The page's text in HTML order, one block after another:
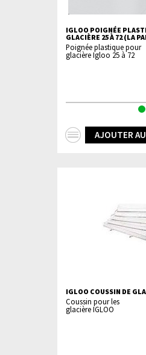
IGLOO POIGNÉE
GLACIÈRE 25 À 72 (LA
Poignée plastique pour
glacière Igloo 25 à 72
AJOUTER
IGLOO COUSSIN DE
Coussin pour les
glacière IGLOO